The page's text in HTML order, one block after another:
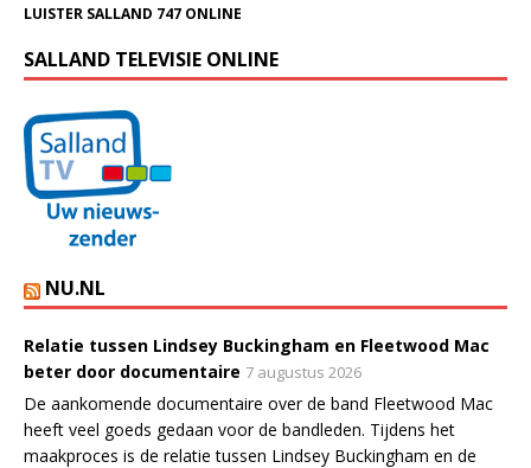
LUISTER SALLAND 747 ONLINE
SALLAND TELEVISIE ONLINE
NU.NL
Relatie tussen Lindsey Buckingham en Fleetwood Mac
beter door documentaire 7 augustus 2026
De aankomende documentaire over de band Fleetwood Mac
heeft veel goeds gedaan voor de bandleden. Tijdens het
maakproces is de relatie tussen Lindsey Buckingham en de